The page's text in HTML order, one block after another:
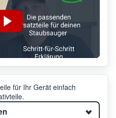
für Ihr Gerät einfach